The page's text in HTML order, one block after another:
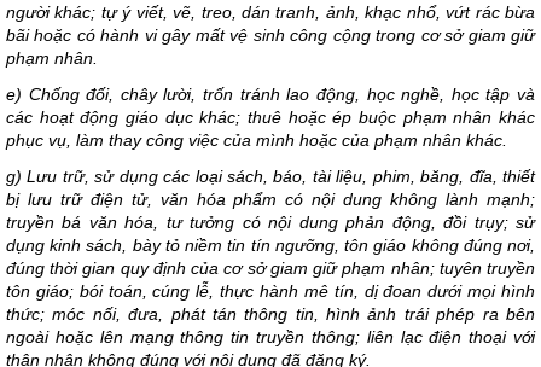
người khác; tự ý viết, vẽ, treo, dán tranh, ảnh, khạc nhổ, vứt rác bừa
bãi hoặc có hành vi gây mất vệ sinh công cộng trong cơ sở giam giữ
phạm nhân.
e) Chống đối, chây lười, trốn tránh lao động, học nghề, học tập và
các hoạt động giáo dục khác; thuê hoặc ép buộc phạm nhân khác
phục vụ, làm thay công việc của mình hoặc của phạm nhân khác.
g) Lưu trữ, sử dụng các loại sách, báo, tài liệu, phim, băng, đĩa, thiết
bị lưu trữ điện tử, văn hóa phẩm có nội dung không lành mạnh;
truyền bá văn hóa, tư tưởng có nội dung phản động, đồi trụy; sử
dụng kinh sách, bày tỏ niềm tin tín ngưỡng, tôn giáo không đúng nơi,
đúng thời gian quy định của cơ sở giam giữ phạm nhân; tuyên truyền
tôn giáo; bói toán, cúng lễ, thực hành mê tín, dị đoan dưới mọi hình
thức; móc nối, đưa, phát tán thông tin, hình ảnh trái phép ra bên
ngoài hoặc lên mạng thông tin truyền thông; liên lạc điện thoại với
thân nhân không đúng với nội dung đã đăng ký.